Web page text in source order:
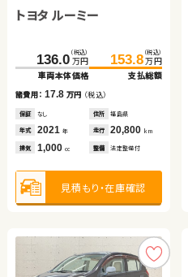
トヨタ ルーミー
136.0 （税込）
万円
車両本体価格
153.8 （税込）
万円
支払総額
諸費用：17.8 万円 （税込）
保証 なし 住所 福島県
年式 2021 年 走行 20,800 km
排気 1,000 cc 整備 法定整備付
見積もり・在庫確認
スズキ ジムニーシエラ
244.4万円
車両本体価格
諸費用：15.5万円 （税込）
保証 あり 住所 岩手県
排気 1,500cc 整備 法定整備付
トヨタ ヴォクシー ハイブ
369.0 （税込）
万円
車両本体価格
380.9 （税込）
万円
支払総額
諸費用：11.9 万円 （税込）
保証 あり 住所 北海道
年式 2022 年 走行 67,400 km
排気 1,800 cc 整備 法定整備付
見積もり・在庫確認